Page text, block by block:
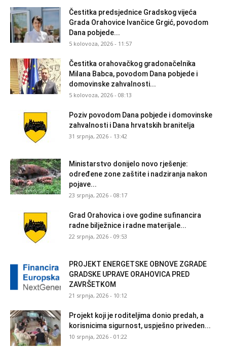
Čestitka predsjednice Gradskog vijeća
Grada Orahovice Ivančice Grgić, povodom
Dana pobjede...
5 kolovoza, 2026 - 11:57
Čestitka orahovačkog gradonačelnika
Milana Babca, povodom Dana pobjede i
domovinske zahvalnosti...
5 kolovoza, 2026 - 08:13
Poziv povodom Dana pobjede i domovinske
zahvalnosti i Dana hrvatskih branitelja
31 srpnja, 2026 - 13:42
Ministarstvo donijelo novo rješenje:
određene zone zaštite i nadziranja nakon
pojave...
23 srpnja, 2026 - 08:17
Grad Orahovica i ove godine sufinancira
radne bilježnice i radne materijale...
22 srpnja, 2026 - 09:53
PROJEKT ENERGETSKE OBNOVE ZGRADE
GRADSKE UPRAVE ORAHOVICA PRED
ZAVRŠETKOM
21 srpnja, 2026 - 10:12
Projekt koji je roditeljima donio predah, a
korisnicima sigurnost, uspješno priveden...
10 srpnja, 2026 - 01:22